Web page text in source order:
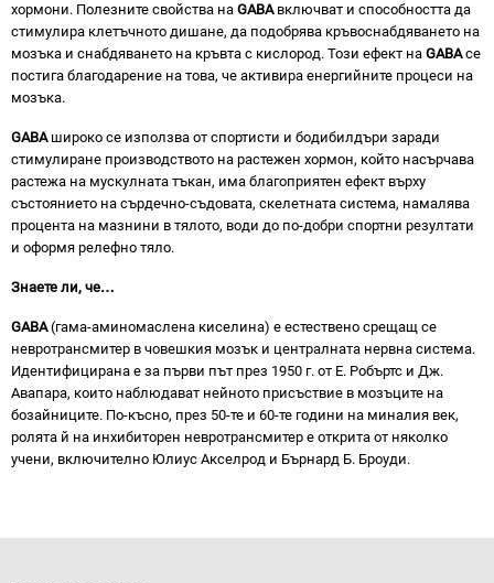
хормони. Полезните свойства на GABA включват и способността да
стимулира клетъчното дишане, да подобрява кръвоснабдяването на
мозъка и снабдяването на кръвта с кислород. Този ефект на GABAсе
постига благодарение на това, че активира енергийните процеси на
мозъка.
GABAшироко се използва от спортисти и бодибилдъри заради
стимулиране производството на растежен хормон, който насърчава
растежа на мускулната тъкан, има благоприятен ефект върху
състоянието на сърдечно-съдовата, скелетната система, намалява
процента на мазнини в тялото, води до по-добри спортни резултати
и оформя релефно тяло.
Знаете ли, че…
GABA(гама-аминомаслена киселина) е естествено срещащ се
невротрансмитер в човешкия мозък и централната нервна система.
Идентифицирана е за първи път през 1950 г. от Е. Робъртс и Дж.
Авапара, които наблюдават нейното присъствие в мозъците на
бозайниците. По-късно, през 50-те и 60-те години на миналия век,
ролята й на инхибиторен невротрансмитер е открита от няколко
учени, включително Юлиус Акселрод и Бърнард Б. Броуди.